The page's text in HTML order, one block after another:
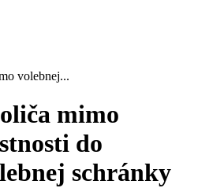
volebnej...
mimo
do
schránky